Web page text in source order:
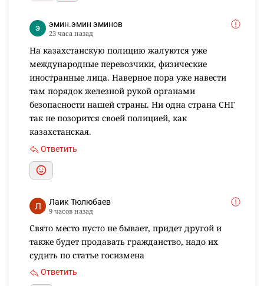
эмин.эмин эминов
23 часа назад
На казахстанскую полицию жалуются уже
международные перевозчики, физические
иностранные лица. Наверное пора уже навести
там порядок железной рукой органами
безопасности нашей страны. Ни одна страна СНГ
так не позорится своей полицией, как
казахстанская.
Ответить
Лаик Тюлюбаев
9 часов назад
Свято место пусто не бывает, придет другой и
также будет продавать гражданство, надо их
судить по статье госизмена
Ответить